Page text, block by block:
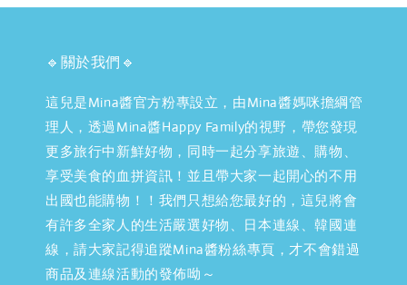
🔹關於我們🔹
這兒是Mina醬官方粉專設立，由Mina醬媽咪擔綱管
理人，透過Mina醬Happy Family的視野，帶您發現
更多旅行中新鮮好物，同時一起分享旅遊、購物、
享受美食的血拼資訊！並且帶大家一起開心的不用
出國也能購物！！我們只想給您最好的，這兒將會
有許多全家人的生活嚴選好物、日本連線、韓國連
線，請大家記得追蹤Mina醬粉絲專頁，才不會錯過
商品及連線活動的發佈呦～